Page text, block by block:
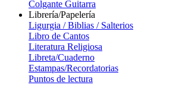
Colgante Guitarra
Librería/Papelería
Ligurgia / Biblias / Salterios
Libro de Cantos
Literatura Religiosa
Libreta/Cuaderno
Estampas/Recordatorias
Puntos de lectura